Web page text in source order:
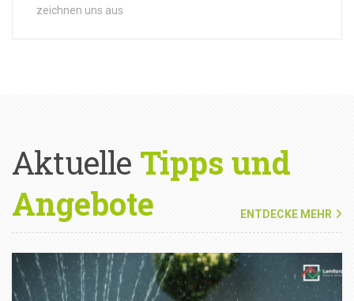
zeichnen uns aus
Aktuelle Tipps und
Angebote
ENTDECKE MEHR